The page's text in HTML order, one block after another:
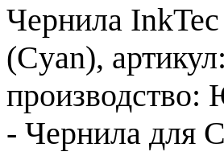
Чернила
(Cyan),
производство:
- Чернила для